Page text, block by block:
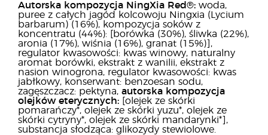
Autorska kompozycja NingXia Red®: woda,
puree z całych jagód kolcowoju Ningxia (Lycium
barbarum) (16%), kompozycja soków z
koncentratu (44%): [borówka (30%), śliwka (22%),
aronia (17%), wiśnia (16%), granat (15%)],
regulator kwasowości: kwas winowy, naturalny
aromat borówki, ekstrakt z wanilii, ekstrakt z
nasion winogrona, regulator kwasowości: kwas
jabłkowy, konserwant: benzoesan sodu,
zagęszczacz: pektyna, autorska kompozycja
olejków eterycznych:
[olejek ze skórki
pomarańczy*, olejek ze skórki yuzu*, olejek ze
skórki cytryny*, olejek ze skórki mandarynki*],
substancja słodząca: glikozydy stewiolowe.